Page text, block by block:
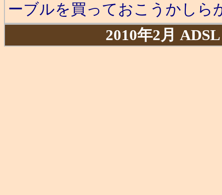
ーブルを買っておこうかしら
2010年2月